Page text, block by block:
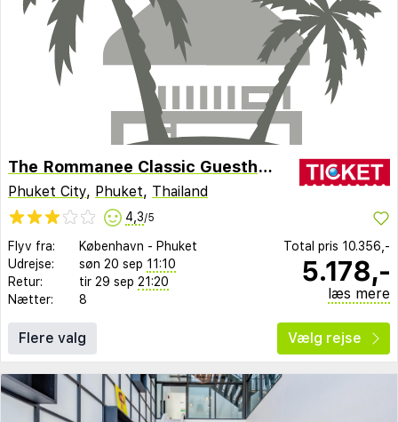
The Rommanee Classic Guesthouse
Phuket City, Phuket, Thailand
4,3/5
Flyv fra: København - Phuket
Udrejse:
søn 20 sep 11:10
Retur:
tir 29 sep 21:20
Nætter:
8
Total pris 10.356,-
5.178,-
læs mere
Flere valg Vælg rejse